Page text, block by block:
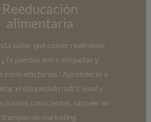
Reeducación
alimentaria
saber qué comer realmente
¿Te pierdes entre etiquetas y
contradictorios? Aprenderás a
el etiquetado nutricional y
conscientes, sin caer en
trampas de marketing.